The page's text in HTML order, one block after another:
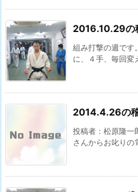
2016.10.29の
組み打撃の週です
に、４手、毎回変
2014.4.26の
投稿者：松原隆一
さんからお叱りの